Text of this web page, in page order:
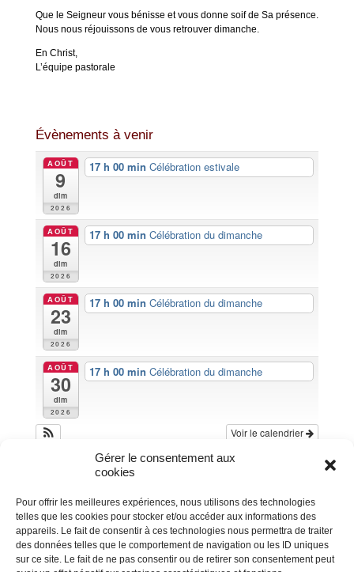
Gérer le consentement aux
cookies
Pour offrir les meilleures expériences, nous utilisons des technologies
telles que les cookies pour stocker et/ou accéder aux informations des
appareils. Le fait de consentir à ces technologies nous permettra de traiter
des données telles que le comportement de navigation ou les ID uniques
sur ce site. Le fait de ne pas consentir ou de retirer son consentement peut
Que le Seigneur vous bénisse et vous donne soif de Sa présence.
Nous nous réjouissons de vous retrouver dimanche.
En Christ,
L’équipe pastorale
Évènements à venir
AOÛT
9
dim
2026
17 h 00 minCélébration estivale
AOÛT
16
dim
2026
17 h 00 minCélébration du dimanche
AOÛT
23
dim
2026
17 h 00 minCélébration du dimanche
AOÛT
30
dim
2026
17 h 00 minCélébration du dimanche
Voir le calendrier